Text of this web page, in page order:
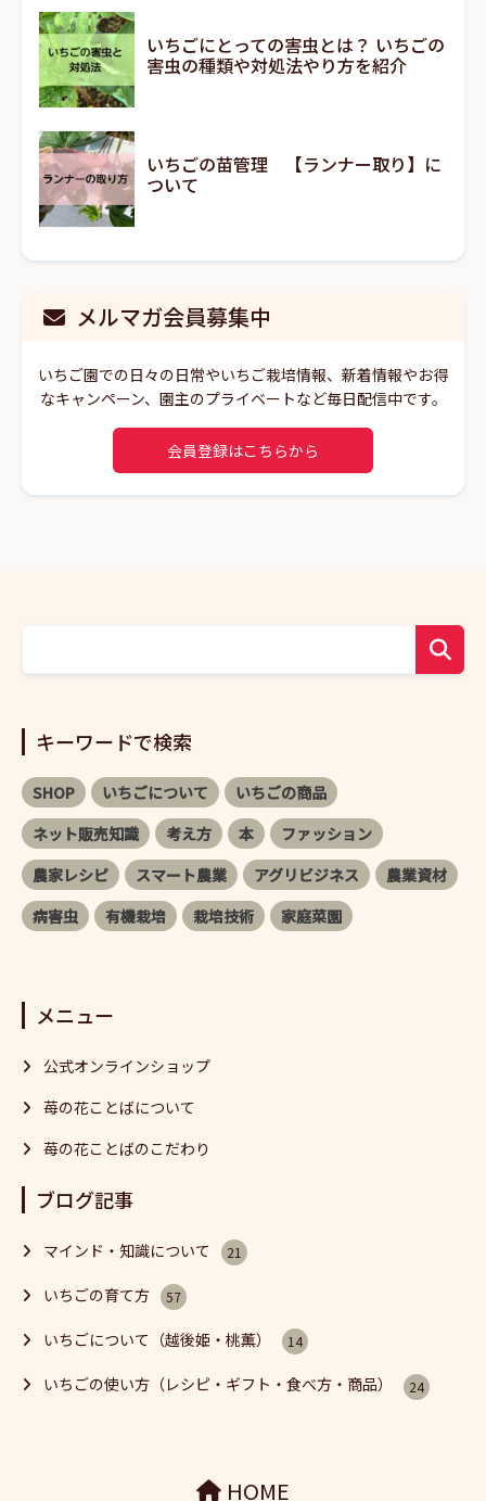
いちごにとっての害虫とは？ いちごの
害虫の種類や対処法やり方を紹介
いちごの苗管理 【ランナー取り】に
ついて
メルマガ会員募集中
いちご園での日々の日常やいちご栽培情報、新着情報やお得
なキャンペーン、園主のプライベートなど毎日配信中です。
会員登録はこちらから
キーワードで検索
SHOP いちごについて
いちごの商品
ネット販売知識
考え方 本
ファッション
農家レシピ
スマート農業 アグリビジネス
農業資材
病害虫
有機栽培 栽培技術 家庭菜園
メニュー
公式オンラインショップ
苺の花ことばについて
苺の花ことばのこだわり
ブログ記事
マインド・知識について 21
いちごの育て方 57
いちごについて（越後姫・桃薫） 14
いちごの使い方（レシピ・ギフト・食べ方・商品） 24
HOME